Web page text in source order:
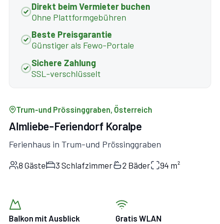
Direkt beim Vermieter buchen
Ohne Plattformgebühren
Beste Preisgarantie
Günstiger als Fewo-Portale
Sichere Zahlung
SSL-verschlüsselt
Trum-und Prössinggraben, Österreich
Almliebe-Feriendorf Koralpe
Ferienhaus in Trum-und Prössinggraben
8 Gäste 3 Schlafzimmer 2 Bäder 94 m²
Balkon mit Ausblick Gratis WLAN